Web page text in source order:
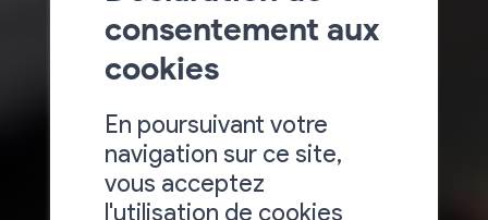
consentement aux
cookies
En poursuivant votre
navigation sur ce site,
vous acceptez
l'utilisation de cookies